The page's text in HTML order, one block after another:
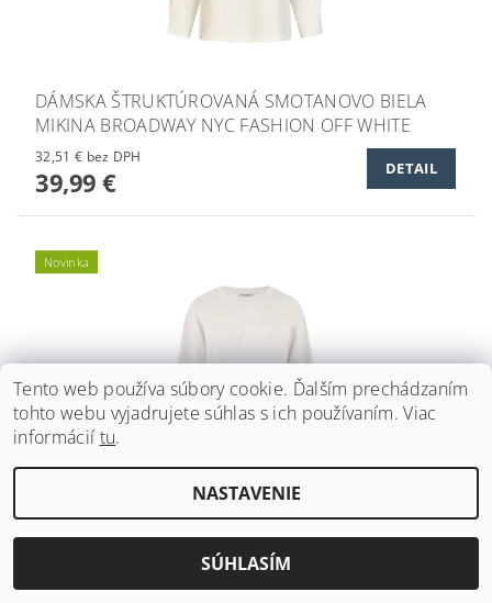
DÁMSKA ŠTRUKTÚROVANÁ SMOTANOVO BIELA
MIKINA BROADWAY NYC FASHION OFF WHITE
32,51 € bez DPH
39,99 € DETAIL
Novinka
MIKINA BROADWAY NYC FASHION "BWNYC" SNOW
DETAIL
Tento web používa súbory cookie. Ďalším prechádzaním
tohto webu vyjadrujete súhlas s ich používaním. Viac
informácií tu.
NASTAVENIE
SÚHLASÍM